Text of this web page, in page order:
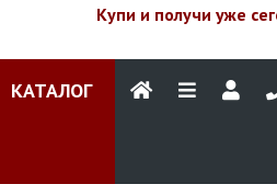
Купи и получи уже
КАТАЛОГ